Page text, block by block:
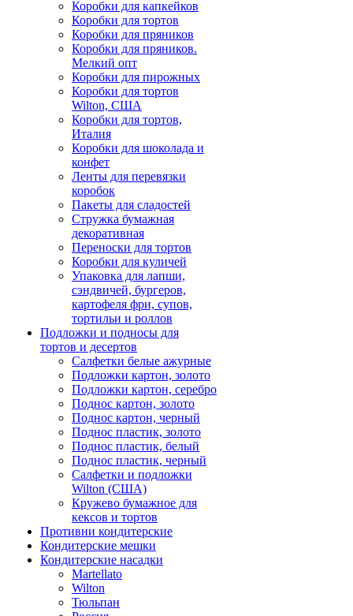
Коробки для капкейков
Коробки для тортов
Коробки для пряников
Коробки для пряников.
Мелкий опт
Коробки для пирожных
Коробки для тортов
Wilton, США
Коробки для тортов,
Италия
Коробки для шоколада и
конфет
Ленты для перевязки
коробок
Пакеты для сладостей
Стружка бумажная
декоративная
Переноски для тортов
Коробки для куличей
Упаковка для лапши,
сэндвичей, бургеров,
картофеля фри, супов,
тортильи и роллов
Подложки и подносы для
тортов и десертов
Салфетки белые ажурные
Подложки картон, золото
Подложки картон, серебро
Поднос картон, золото
Поднос картон, черный
Поднос пластик, золото
Поднос пластик, белый
Поднос пластик, черный
Салфетки и подложки
Wilton (США)
Кружево бумажное для
кексов и тортов
Противни кондитерские
Кондитерские мешки
Кондитерские насадки
Martellato
Wilton
Тюльпан